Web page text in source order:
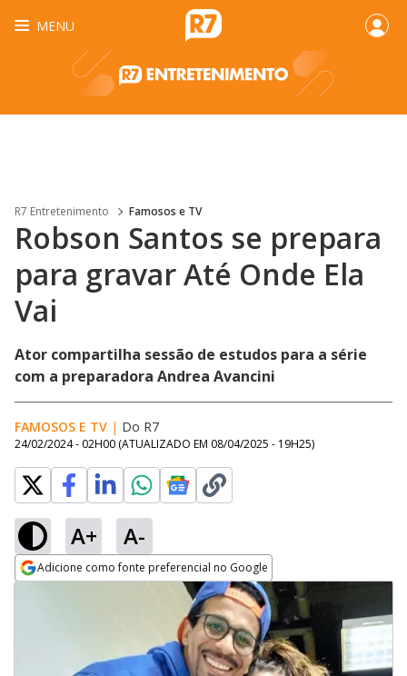
MENU
R7 Entretenimento Famosos e TV
Robson Santos se prepara
para gravar Até Onde Ela
Vai
Ator compartilha sessão de estudos para a série
com a preparadora Andrea Avancini
FAMOSOS E TV | Do R7
24/02/2024 - 02H00 (ATUALIZADO EM 08/04/2025 - 19H25)
A+ A-
Adicione como fonte preferencial no Google